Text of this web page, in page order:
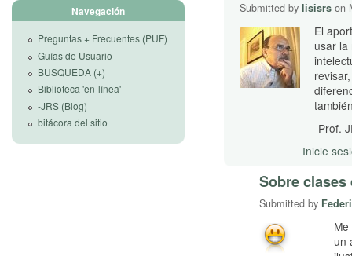
Submitted by lisisrs on
El
usar
-Prof.
Inicie
Sobre
Submitted by
un
Navegación
Preguntas + Frecuentes (PUF)
Guías de Usuario
BUSQUEDA (+)
Biblioteca 'en-línea'
-JRS (Blog)
bitácora del sitio